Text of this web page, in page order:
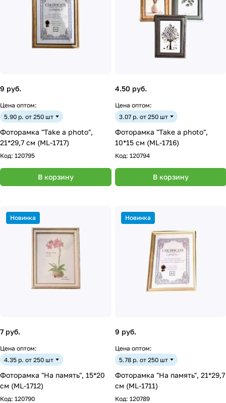
9 руб.
Цена оптом:
5.90 р. от 250 шт
Фоторамка "Take a photo",
21*29,7 см (ML-1717)
Код: 120795
В корзину
4.50 руб.
Цена оптом:
3.07 р. от 250 шт
Фоторамка "Take a photo",
10*15 см (ML-1716)
Код: 120794
В корзину
Новинка
7 руб.
Цена оптом:
4.35 р. от 250 шт
Фоторамка "На память", 15*20
см (ML-1712)
Код: 120790
Новинка
9 руб.
Цена оптом:
5.78 р. от 250 шт
Фоторамка "На память", 21*29,7
см (ML-1711)
Код: 120789